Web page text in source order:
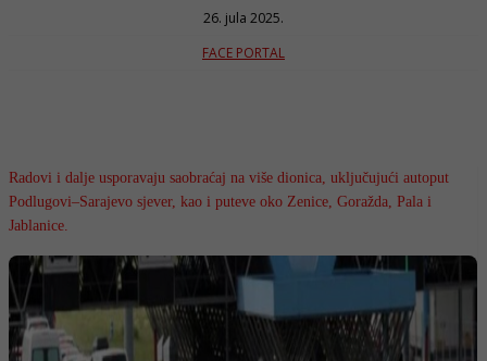
26. jula 2025.
FACE PORTAL
Radovi i dalje usporavaju saobraćaj na više dionica, uključujući autoput
Podlugovi–Sarajevo sjever, kao i puteve oko Zenice, Goražda, Pala i
Jablanice.